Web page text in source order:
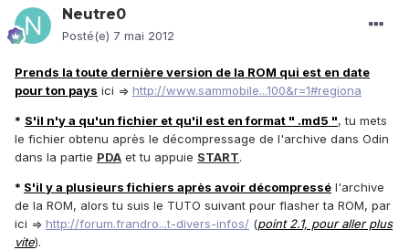
Neutre0
Posté(e) 7 mai 2012
Prends la toute dernière version de la ROM qui est en date
pour ton pays ici => http://www.sammobile...100&r=1#regiona
* S'il n'y a qu'un fichier et qu'il est en format " .md5 ", tu mets
le fichier obtenu après le décompressage de l'archive dans Odin
dans la partie PDA et tu appuie START.
* S'il y a plusieurs fichiers après avoir décompressé l'archive
de la ROM, alors tu suis le TUTO suivant pour flasher ta ROM, par
ici => http://forum.frandro...t-divers-infos/ (point 2.1, pour aller plus
vite).